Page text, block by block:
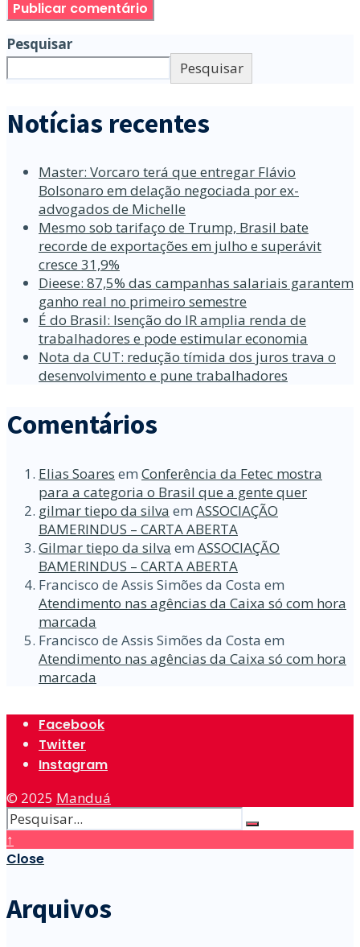
Pesquisar
Pesquisar
Notícias recentes
Master: Vorcaro terá que entregar Flávio
Bolsonaro em delação negociada por ex-
advogados de Michelle
Mesmo sob tarifaço de Trump, Brasil bate
recorde de exportações em julho e superávit
cresce 31,9%
Dieese: 87,5% das campanhas salariais garantem
ganho real no primeiro semestre
É do Brasil: Isenção do IR amplia renda de
trabalhadores e pode estimular economia
Nota da CUT: redução tímida dos juros trava o
desenvolvimento e pune trabalhadores
Comentários
Elias Soares em Conferência da Fetec mostra
para a categoria o Brasil que a gente quer
gilmar tiepo da silva em ASSOCIAÇÃO
BAMERINDUS – CARTA ABERTA
Gilmar tiepo da silva em ASSOCIAÇÃO
BAMERINDUS – CARTA ABERTA
Francisco de Assis Simões da Costa em
Atendimento nas agências da Caixa só com hora
marcada
Francisco de Assis Simões da Costa em
Atendimento nas agências da Caixa só com hora
marcada
Facebook
Twitter
Instagram
© 2025 Manduá
↑
Close
Arquivos